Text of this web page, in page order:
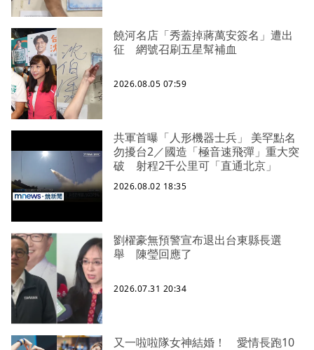
饒河名店「秀蓋掉蔣萬安簽名」遭出
征 網號召刷五星幫補血
2026.08.05 07:59
共軍首曝「人形機器士兵」 美罕點名
勿擾台2／國造「極音速飛彈」重大突
破 射程2千公里可「直通北京」
2026.08.02 18:35
劉櫂豪無預警宣布退出台東縣長選
舉 陳瑩回應了
2026.07.31 20:34
又一啦啦隊女神結婚！ 愛情長跑10